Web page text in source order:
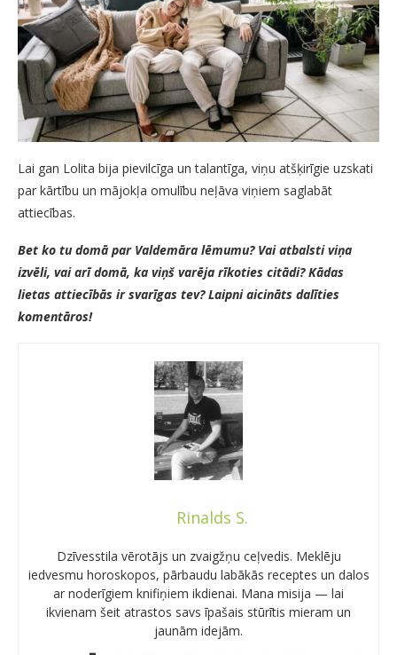
Lai gan Lolita bija pievilcīga un talantīga, viņu atšķirīgie uzskati
par kārtību un mājokļa omulību neļāva viņiem saglabāt
attiecības.
Bet ko tu domā par Valdemāra lēmumu? Vai atbalsti viņa
izvēli, vai arī domā, ka viņš varēja rīkoties citādi? Kādas
lietas attiecībās ir svarīgas tev? Laipni aicināts dalīties
komentāros!
Rinalds S.
Dzīvesstila vērotājs un zvaigžņu ceļvedis. Meklēju
iedvesmu horoskopos, pārbaudu labākās receptes un dalos
ar noderīgiem knifiņiem ikdienai. Mana misija — lai
ikvienam šeit atrastos savs īpašais stūrītis mieram un
jaunām idejām.